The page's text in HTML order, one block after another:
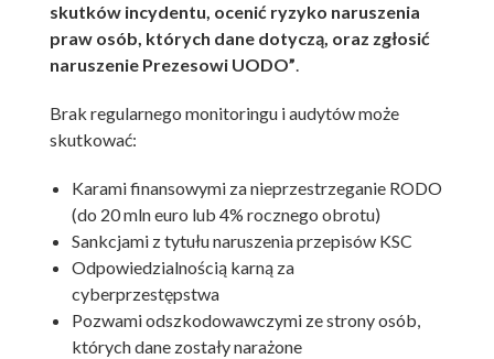
skutków incydentu, ocenić ryzyko naruszenia
praw osób, których dane dotyczą, oraz zgłosić
naruszenie Prezesowi UODO”.
Brak regularnego monitoringu i audytów może
skutkować:
Karami finansowymi za nieprzestrzeganie RODO
(do 20 mln euro lub 4% rocznego obrotu)
Sankcjami z tytułu naruszenia przepisów KSC
Odpowiedzialnością karną za
cyberprzestępstwa
Pozwami odszkodowawczymi ze strony osób,
których dane zostały narażone